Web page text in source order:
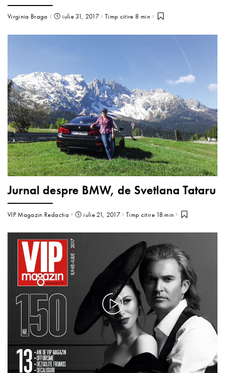
Virginia Braga iulie 31, 2017 Timp citire 8 min
Jurnal despre BMW, de Svetlana Tataru
VIP Magazin Redactia iulie 21, 2017 Timp citire 18 min